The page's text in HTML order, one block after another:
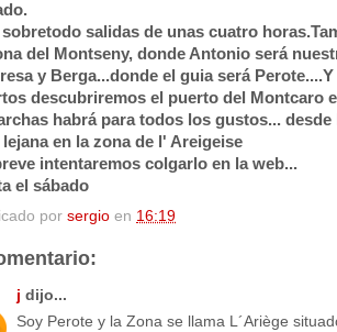
salidas de unas cuatro
del Montseny, donde Antonio será
y Berga...donde el guia será
descubriremos el puerto del Montcaro
habrá para todos los gustos...
lejana en la zona de l' Areigeise
intentaremos colgarlo en la web...
el sábado
por sergio en 16:19
j dijo...
Soy Perote y la Zona se llama L´Ariège